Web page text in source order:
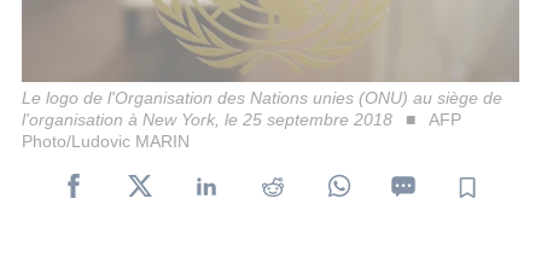
Le logo de l'Organisation des Nations unies (ONU) au siège de
l'organisation à New York, le 25 septembre 2018
AFP
Photo/Ludovic MARIN